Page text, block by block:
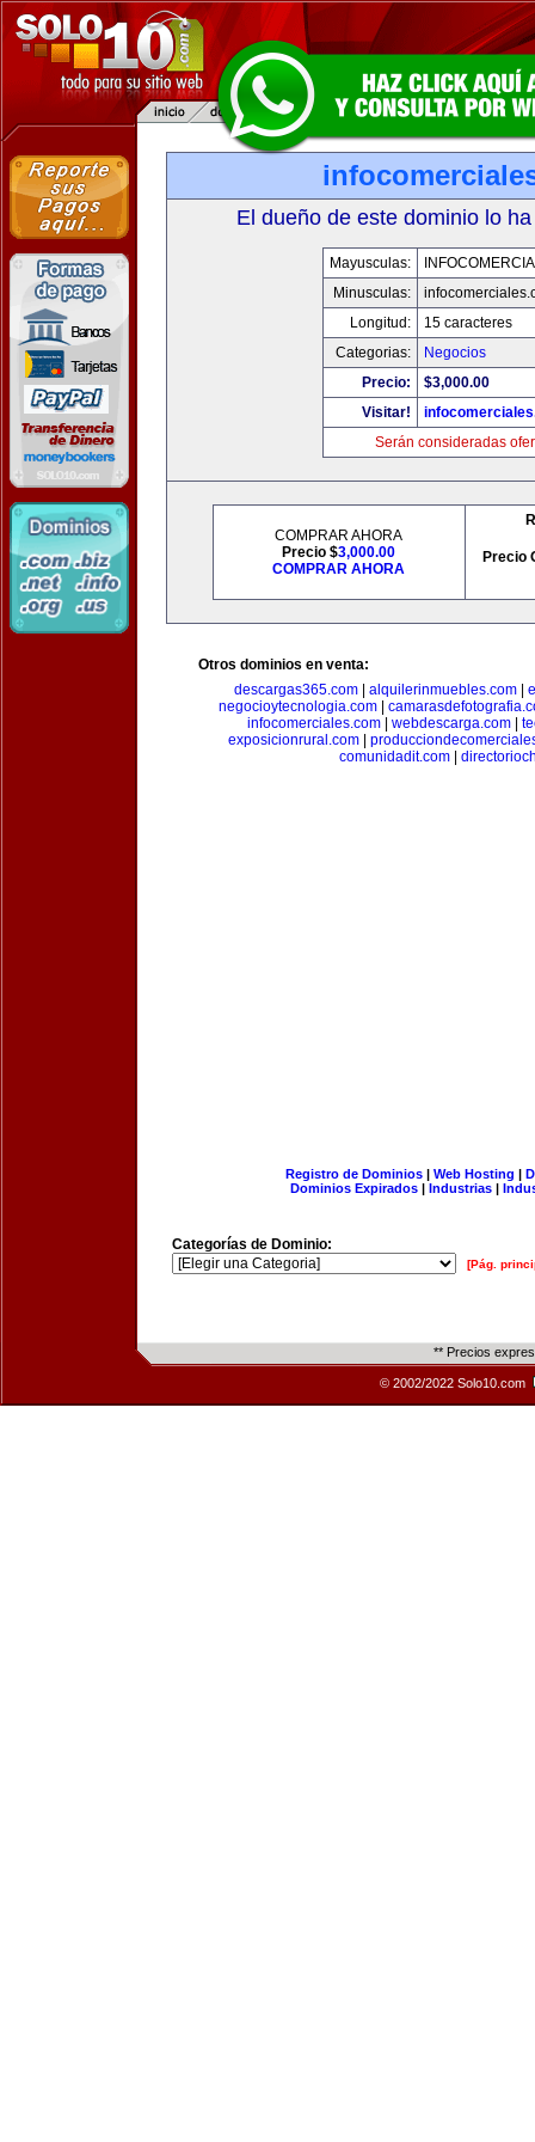
El dueño de este dominio lo
Mayusculas:
Minusculas:
Longitud:
15 caracteres
Categorias:
Negocios
Precio:
$3,000.00
Visitar!
Serán consideradas
COMPRAR AHORA
Precio $3,000.00
COMPRAR AHORA
Precio
Otros dominios en venta:
descargas365.com| alquilerinmuebles.com|
negocioytecnologia.com
infocomerciales.com| webdescarga.com|
exposicionrural.com
comunidadit.com|
Registro de Dominios| Web Hosting |
Dominios Expirados | Industrias |
Categorías de Dominio:
[Pág.
** Precios
© 2002/2022 Solo10.com